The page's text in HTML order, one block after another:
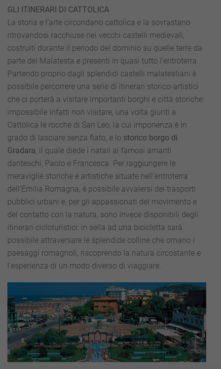
GLI ITINERARI DI CATTOLICA
La storia e l’arte circondano cattolica e la sovrastano
ritrovandosi racchiuse nei vecchi castelli medievali,
costruiti durante il periodo del dominio su quelle terre da
parte dei Malatesta e presenti in quasi tutto l’entroterra.
Partendo proprio dagli splendidi castelli malatestiani è
possibile percorrere una serie di itinerari storico-artistici
che ci porterà a visitare importanti borghi e città storiche:
impossibile infatti non visitare, una volta giunti a
Cattolica le rocche di San Leo, la cui imponenza è in
grado di lasciare senza fiato, e lo storico borgo di
Gradara, il quale diede i natali ai famosi amanti
danteschi, Paolo e Francesca. Per raggiungere le
meraviglie storiche e artistiche situate nell’entroterra
dell’Emilia Romagna, è possibile avvalersi dei trasporti
pubblici urbani e, per gli appassionati del movimento e
del contatto con la natura, sono invece disponibili degli
itinerari cicloturistici: in sella ad una bicicletta sarà
possibile attraversare le splendide colline che ornano i
paesaggi romagnoli, riscoprendo la natura circostante e
l’esperienza di un modo diverso di viaggiare.